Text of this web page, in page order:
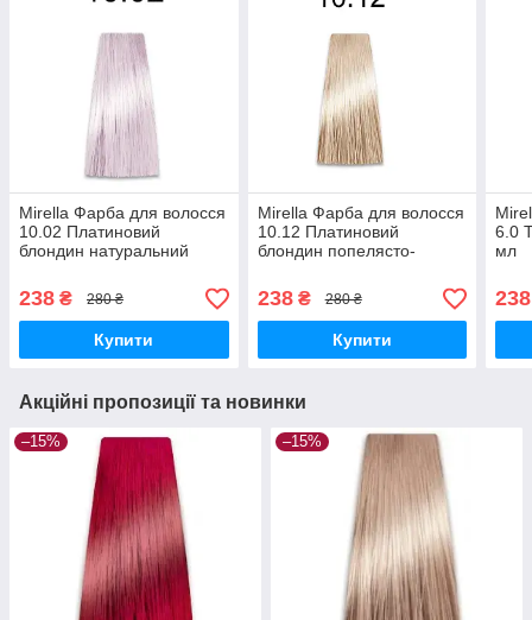
Mirella Фарба для волосся
10.02 Платиновий
блондин натуральний
238 ₴ 280 ₴
Купити
Mirella Фарба для волосся
10.12 Платиновий
блондин попелясто-
238₴ 280 ₴
Купити
6.0
мл
238
Акційні пропозиції та новинки
–15% –15%